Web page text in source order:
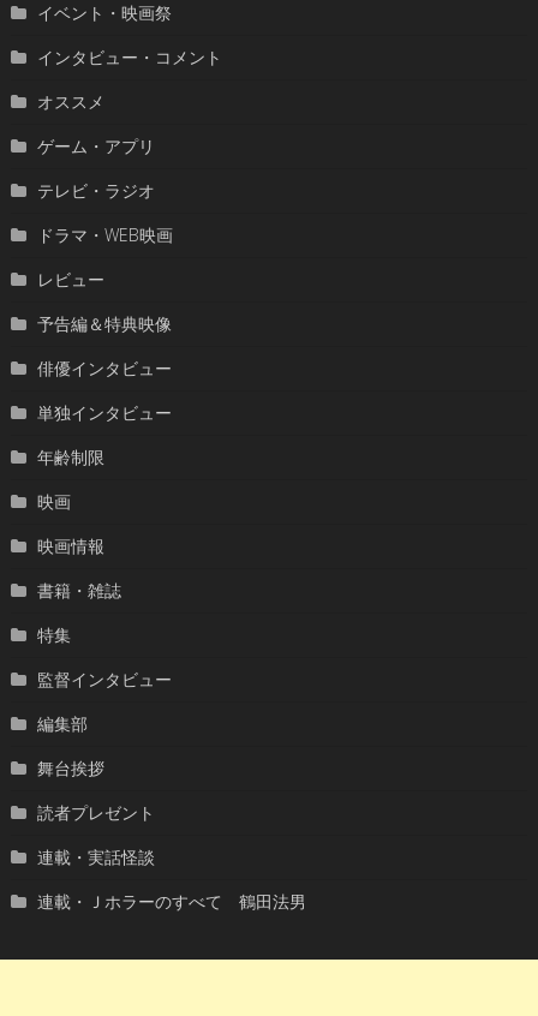
イベント・映画祭
インタビュー・コメント
オススメ
ゲーム・アプリ
テレビ・ラジオ
ドラマ・WEB映画
レビュー
予告編＆特典映像
俳優インタビュー
単独インタビュー
年齢制限
映画
映画情報
書籍・雑誌
特集
監督インタビュー
編集部
舞台挨拶
読者プレゼント
連載・実話怪談
連載・Ｊホラーのすべて 鶴田法男